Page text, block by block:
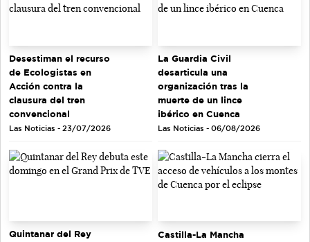
Desestiman el recurso
de Ecologistas en
Acción contra la
clausura del tren
convencional
Las Noticias - 23/07/2026
La Guardia Civil
desarticula una
organización tras la
muerte de un lince
ibérico en Cuenca
Las Noticias - 06/08/2026
Quintanar del Rey
Castilla-La Mancha